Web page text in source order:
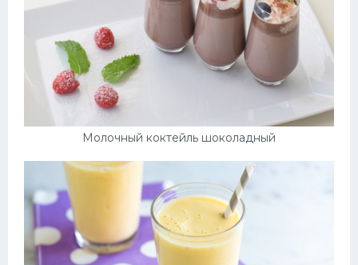
Молочный коктейль шоколадный